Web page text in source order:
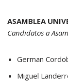
ASAMBLEA
Candidatos a
German
Miguel